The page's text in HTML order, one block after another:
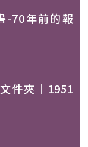
-70年前的報
件夾｜1951